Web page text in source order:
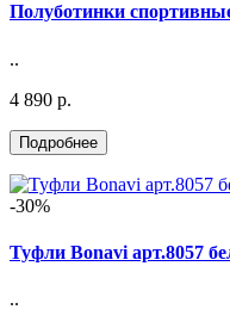
Полуботинки
..
4 890 р.
-30%
Туфли Bonavi арт.8057
..